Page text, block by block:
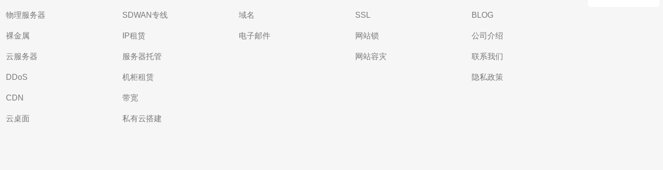
物理服务器
裸金属
云服务器
DDoS
CDN
云桌面
SDWAN专线
IP租赁
服务器托管
机柜租赁
带宽
私有云搭建
域名
电子邮件
SSL
网站锁
网站容灾
BLOG
公司介绍
联系我们
隐私政策